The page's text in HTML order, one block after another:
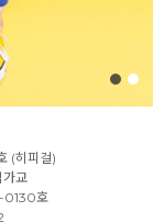
(히피걸)
교
0130호